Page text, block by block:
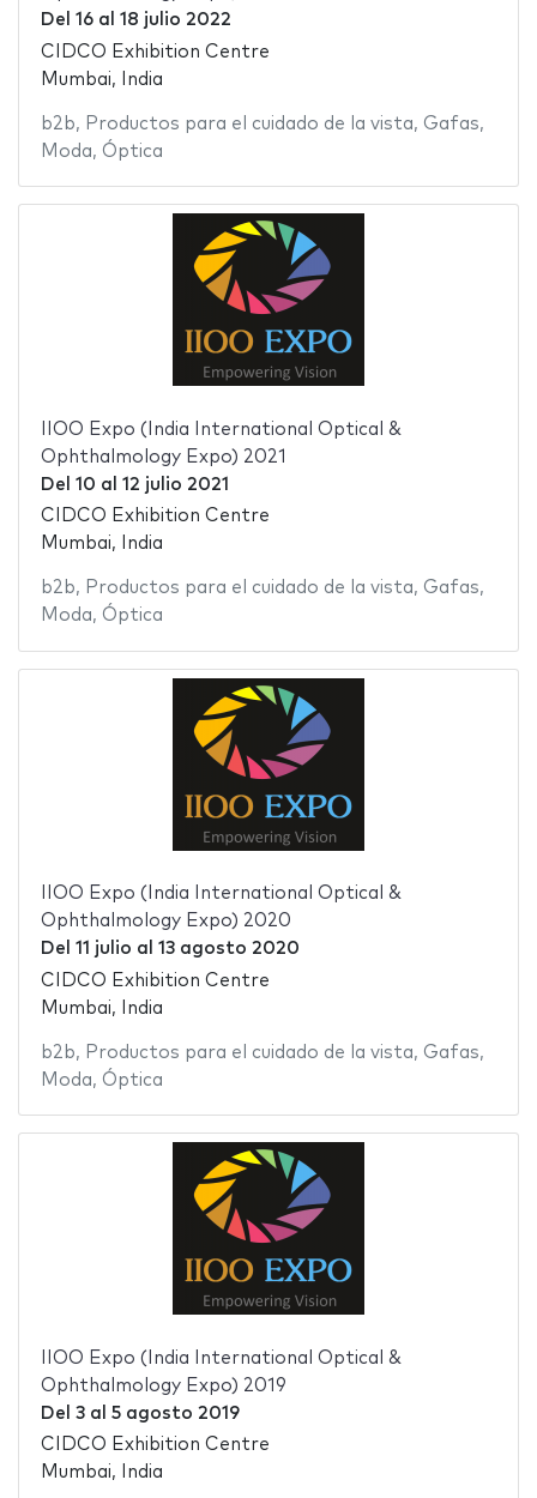
Del 16al 18 julio 2022
CIDCO Exhibition Centre
Mumbai, India
b2b, Productos para el cuidado de la vista, Gafas,
Moda, Óptica
IIOO Expo (India International Optical &
Ophthalmology Expo) 2021
Del 10 al 12 julio 2021
CIDCO Exhibition Centre
Mumbai, India
b2b, Productos para el cuidado de la vista, Gafas,
Moda, Óptica
IIOO Expo (India International Optical &
Ophthalmology Expo) 2020
Del 11 julio al 13 agosto 2020
CIDCO Exhibition Centre
Mumbai, India
b2b, Productos para el cuidado de la vista, Gafas,
Moda, Óptica
IIOO Expo (India International Optical &
Ophthalmology Expo) 2019
Del 3al 5 agosto 2019
CIDCO Exhibition Centre
Mumbai, India